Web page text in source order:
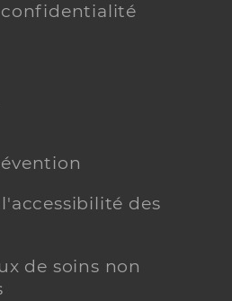
des
de soins non